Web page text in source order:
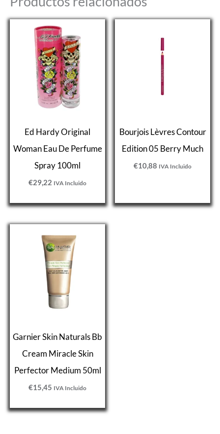
Ed Hardy Original
Woman Eau De Perfume
Spray 100ml
€29,22 IVA Incluido
Bourjois Lèvres Contour
Edition 05 Berry Much
€10,88 IVA Incluido
Garnier Skin Naturals Bb
Cream Miracle Skin
Perfector Medium 50ml
€15,45 IVA Incluido